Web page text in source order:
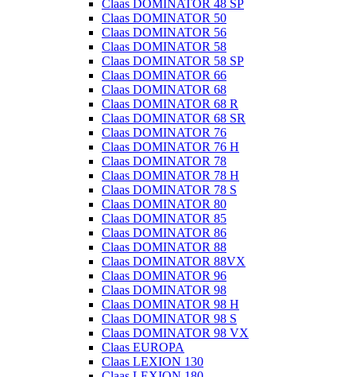
Claas DOMINATOR 48 SP
Claas DOMINATOR 50
Claas DOMINATOR 56
Claas DOMINATOR 58
Claas DOMINATOR 58 SP
Claas DOMINATOR 66
Claas DOMINATOR 68
Claas DOMINATOR 68 R
Claas DOMINATOR 68 SR
Claas DOMINATOR 76
Claas DOMINATOR 76 H
Claas DOMINATOR 78
Claas DOMINATOR 78 H
Claas DOMINATOR 78 S
Claas DOMINATOR 80
Claas DOMINATOR 85
Claas DOMINATOR 86
Claas DOMINATOR 88
Claas DOMINATOR 88VX
Claas DOMINATOR 96
Claas DOMINATOR 98
Claas DOMINATOR 98 H
Claas DOMINATOR 98 S
Claas DOMINATOR 98 VX
Claas EUROPA
Claas LEXION 130